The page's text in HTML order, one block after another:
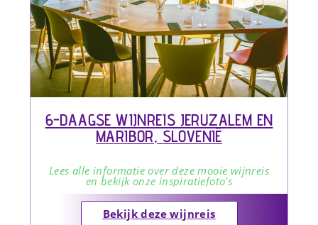
6-DAAGSE WIJNREIS JERUZALEM EN
MARIBOR, SLOVENIË
Lees alle informatie over deze mooie wijnreis
en bekijk onze inspiratiefoto's
Bekijk deze wijnreis